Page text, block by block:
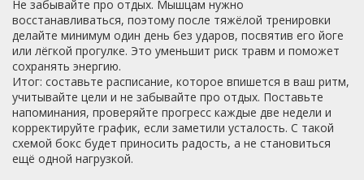
Не забывайте про отдых. Мышцам нужно
восстанавливаться, поэтому после тяжёлой тренировки
делайте минимум один день без ударов, посвятив его йоге
или лёгкой прогулке. Это уменьшит риск травм и поможет
сохранять энергию.
Итог: составьте расписание, которое впишется в ваш ритм,
учитывайте цели и не забывайте про отдых. Поставьте
напоминания, проверяйте прогресс каждые две недели и
корректируйте график, если заметили усталость. С такой
схемой бокс будет приносить радость, а не становиться
ещё одной нагрузкой.